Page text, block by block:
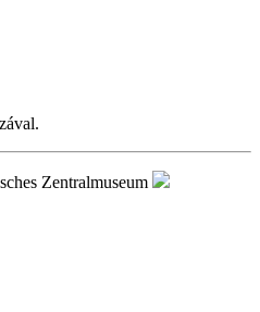
Zentralmuseum